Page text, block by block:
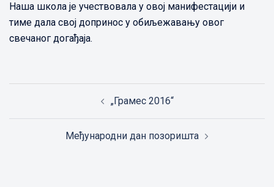
Наша школа је учествовала у овој манифестацији и
тиме дала свој допринос у обиљежавању овог
свечаног догађаја.
„Грамес 2016“
Међународни дан позоришта